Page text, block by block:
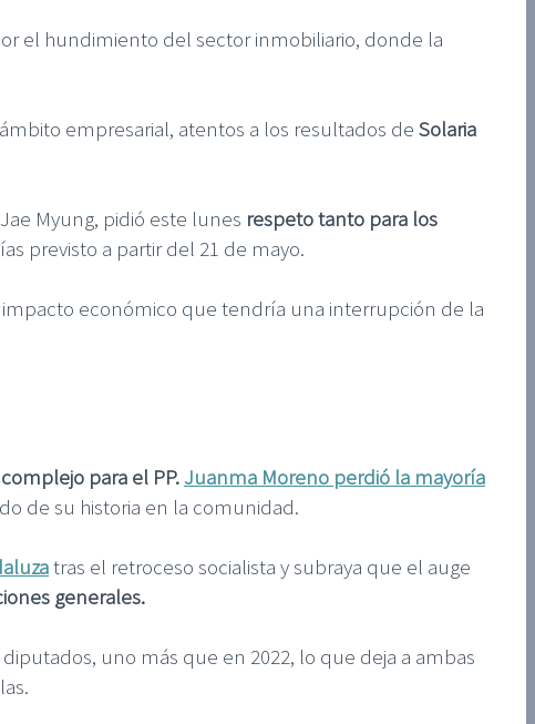
el hundimiento del sector inmobiliario, donde la
empresarial, atentos a los resultados de Solaria
Myung, pidió este lunes respeto tanto para los
previsto a partir del 21 de mayo.
económico que tendría una interrupción de la
para el PP. Juanma Moreno perdió la mayoría
de su historia en la comunidad.
tras el retroceso socialista y subraya que el auge
generales.
uno más que en 2022, lo que deja a ambas